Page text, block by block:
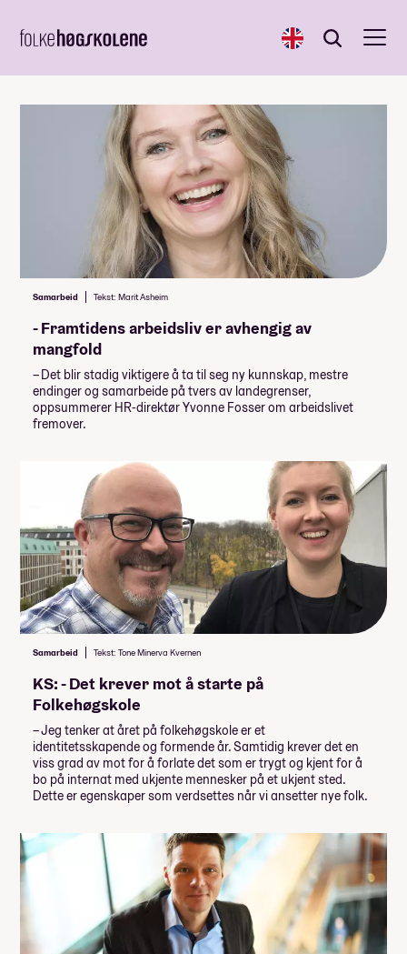
English Søk
Søk
Samarbeid Tekst: Marit Asheim
- Framtidens arbeidsliv er avhengig av
mangfold
– Det blir stadig viktigere å ta til seg ny kunnskap, mestre
endinger og samarbeide på tvers av landegrenser,
oppsummerer HR-direktør Yvonne Fosser om arbeidslivet
fremover.
Samarbeid Tekst: Tone Minerva Kvernen
KS: - Det krever mot å starte på
Folkehøgskole
– Jeg tenker at året på folkehøgskole er et
identitetsskapende og formende år. Samtidig krever det en
viss grad av mot for å forlate det som er trygt og kjent for å
bo på internat med ukjente mennesker på et ukjent sted.
Dette er egenskaper som verdsettes når vi ansetter nye folk.